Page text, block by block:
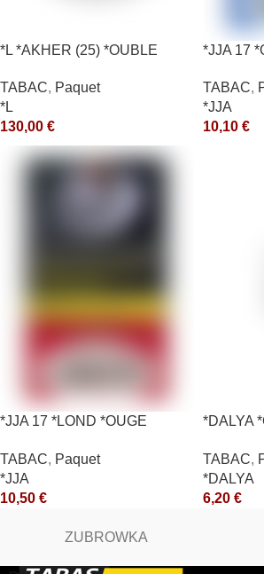
*L *AKHER (25) *OUBLE
TABAC, Paquet
*L
130,00 €
*JJA 17
TABAC,
*JJA
10,10 €
*JJA 17 *LOND *OUGE
TABAC, Paquet
*JJA
10,50 €
*DALYA
TABAC,
*DALYA
6,20 €
ZUBROWKA